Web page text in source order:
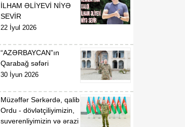
İLHAM ƏLİYEVİ NİYƏ
SEVİR
22 İyul 2026
“AZƏRBAYCAN”ın
Qarabağ səfəri
30 İyun 2026
Müzəffər Sərkərdə, qalib
Ordu - dövlətçiliyimizin,
suverenliyimizin və ərazi